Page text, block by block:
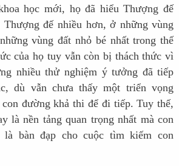
học mới, họ đã hiểu Thượng đế
Thượng đế nhiều hơn, ở những vùng
vùng đất nhỏ bé nhất trong thế
của họ tuy vẫn còn bị thách thức vì
nhiều thử nghiệm ý tưởng đã tiếp
dù vẫn chưa thấy một triển vọng
đường khả thi để đi tiếp. Tuy thế,
là nền tảng quan trọng nhất mà con
bàn đạp cho cuộc tìm kiếm con